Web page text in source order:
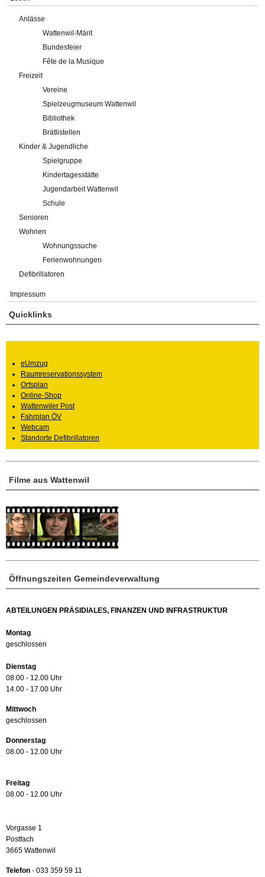
Anlässe
Wattenwil-Märit
Bundesfeier
Fête de la Musique
Freizeit
Vereine
Spielzeugmuseum Wattenwil
Bibliothek
Brätlistellen
Kinder & Jugendliche
Spielgruppe
Kindertagesstätte
Jugendarbeit Wattenwil
Schule
Senioren
Wohnen
Wohnungssuche
Ferienwohnungen
Defibrillatoren
Impressum
Öffnungszeiten Gemeindeverwaltung
ABTEILUNGEN PRÄSIDIALES, FINANZEN UND INFRASTRUKTUR
Montag
geschlossen
Dienstag
08.00 - 12.00 Uhr
14.00 - 17.00 Uhr
Mittwoch
geschlossen
Donnerstag
08.00 - 12.00 Uhr
Freitag
08.00 - 12.00 Uhr
Vorgasse 1
Postfach
3665 Wattenwil
Telefon - 033 359 59 11
Filme aus Wattenwil
Quicklinks
eUmzug
Raumreservationssystem
Ortsplan
Online-Shop
Wattenwiler Post
Fahrplan ÖV
Webcam
Standorte Defibrillatoren